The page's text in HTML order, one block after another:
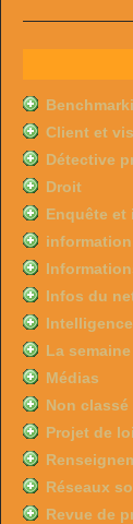
Client et
Détective
Droit
Enquête
Infos du
La
Médias
Non classé
Projet de loi
Réseaux
Revue de